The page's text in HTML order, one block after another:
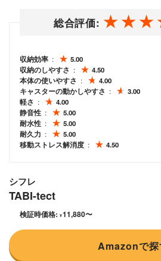
総合評価:
収納効率
5.00
収納のしやすさ
4.50
本体の使いやすさ
4.00
キャスターの動かしやすさ
3.00
軽さ
4.00
静音性
5.00
耐水性
5.00
耐久力
5.00
移動ストレス解消度
4.50
シフレ
TABI-tect
検証時価格: ¥11,880〜
Amazonで探